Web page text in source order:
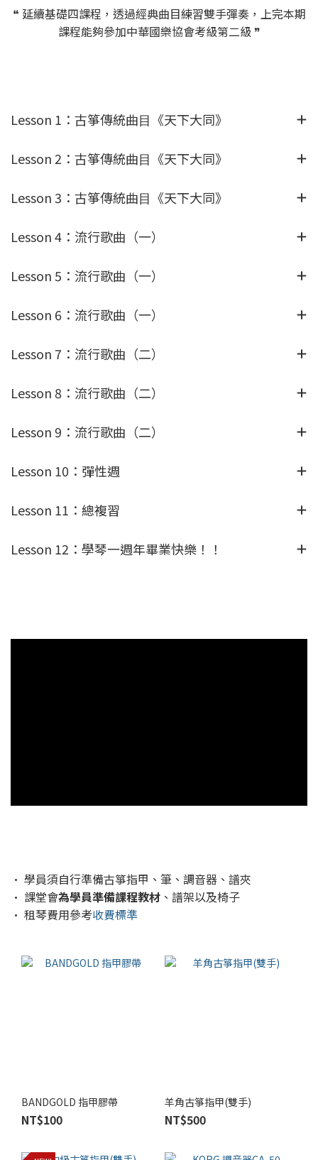
❝ 延續基礎四課程，透過經典曲目練習雙手彈奏，上完本期
課程能夠參加中華國樂協會考級第二級 ❞
Lesson 1：古箏傳統曲⽬《天下大同》
Lesson 2：古箏傳統曲⽬《天下大同》
Lesson 3：古箏傳統曲⽬《天下大同》
Lesson 4：流行歌曲（一）
Lesson 5：流行歌曲（一）
Lesson 6：流行歌曲（一）
Lesson 7：流行歌曲（二）
Lesson 8：流行歌曲（二）
Lesson 9：流行歌曲（二）
Lesson 10：彈性週
Lesson 11：總複習
Lesson 12：學琴⼀週年畢業快樂！！
• 學員須自行準備古箏指甲、筆、調音器、譜夾
• 課堂會為學員準備課程教材 、譜架以及椅子
• 租琴費用參考收費標準
BANDGOLD 指甲膠帶
NT$100
羊角古箏指甲(雙手)
NT$500